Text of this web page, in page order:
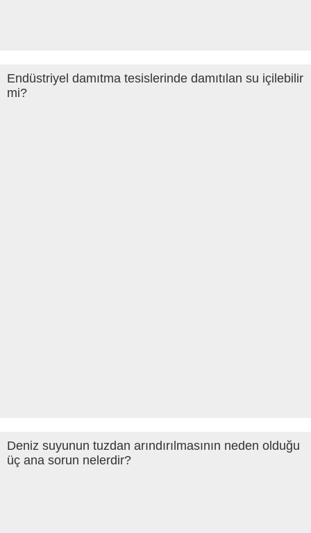
Endüstriyel damıtma tesislerinde damıtılan su içilebilir
mi?
Deniz suyunun tuzdan arındırılmasının neden olduğu
üç ana sorun nelerdir?